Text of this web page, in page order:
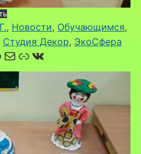
, Новости, Обучающимся
Студия Декор, ЭкоСфера
Почта
Ссылка
ВКонтакте